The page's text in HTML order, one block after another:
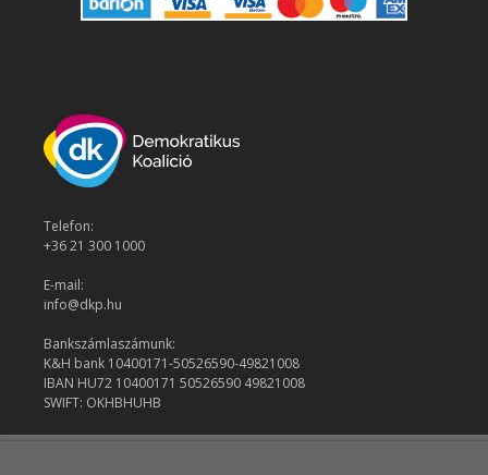
Telefon:
+36 21 300 1000
E-mail:
info@dkp.hu
Bankszámlaszámunk:
K&H bank 10400171-50526590-49821008
IBAN HU72 10400171 50526590 49821008
SWIFT: OKHBHUHB